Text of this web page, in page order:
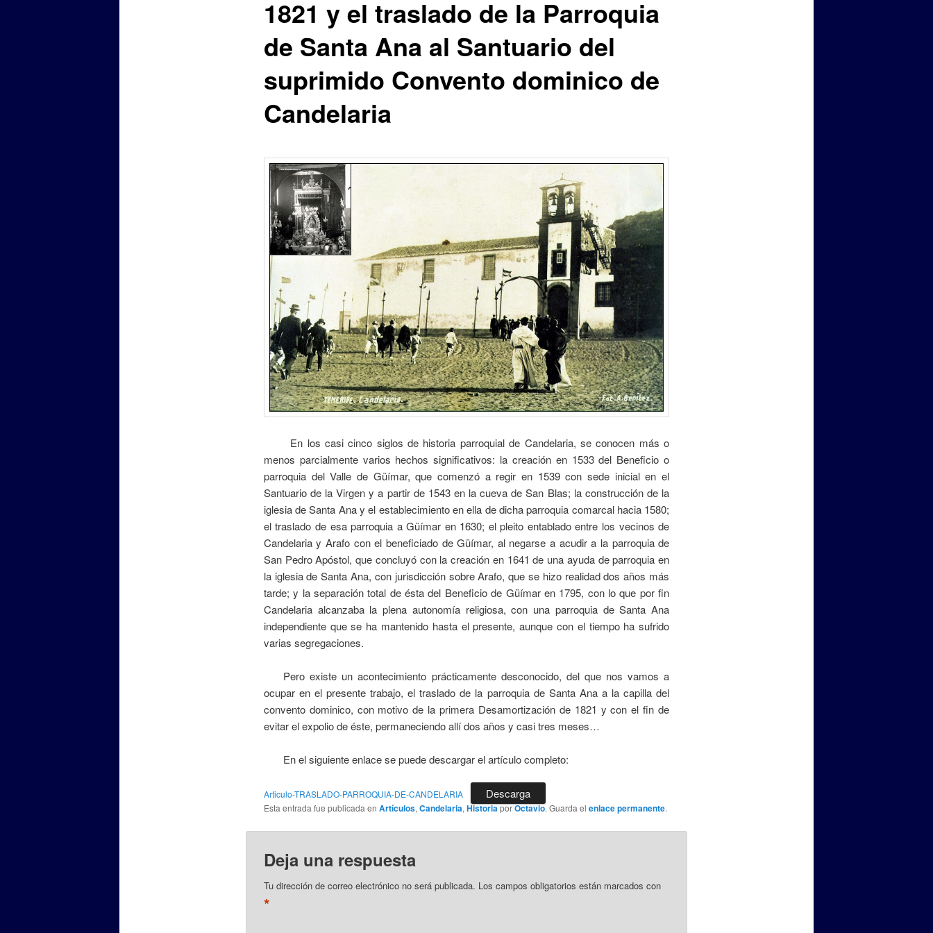
1821 y el traslado de la Parroquia
de Santa Ana al Santuario del
suprimido Convento dominico de
Candelaria
En los casi cinco siglos de historia parroquial de Candelaria, se conocen más o
menos parcialmente varios hechos significativos: la creación en 1533 del Beneficio o
parroquia del Valle de Güímar, que comenzó a regir en 1539 con sede inicial en el
Santuario de la Virgen y a partir de 1543 en la cueva de San Blas; la construcción de la
iglesia de Santa Ana y el establecimiento en ella de dicha parroquia comarcal hacia 1580;
el traslado de esa parroquia a Güímar en 1630; el pleito entablado entre los vecinos de
Candelaria y Arafo con el beneficiado de Güímar, al negarse a acudir a la parroquia de
San Pedro Apóstol, que concluyó con la creación en 1641 de una ayuda de parroquia en
la iglesia de Santa Ana, con jurisdicción sobre Arafo, que se hizo realidad dos años más
tarde; y la separación total de ésta del Beneficio de Güímar en 1795, con lo que por fin
Candelaria alcanzaba la plena autonomía religiosa, con una parroquia de Santa Ana
independiente que se ha mantenido hasta el presente, aunque con el tiempo ha sufrido
varias segregaciones.
Pero existe un acontecimiento prácticamente desconocido, del que nos vamos a
ocupar en el presente trabajo, el traslado de la parroquia de Santa Ana a la capilla del
convento dominico, con motivo de la primera Desamortización de 1821 y con el fin de
evitar el expolio de éste, permaneciendo allí dos años y casi tres meses…
En el siguiente enlace se puede descargar el artículo completo:
Articulo-TRASLADO-PARROQUIA-DE-CANDELARIA Descarga
Esta entrada fue publicada en Artículos, Candelaria, HistoriaporOctavio. Guarda el enlace permanente.
Deja una respuesta
Tu dirección de correo electrónico no será publicada. Los campos obligatorios están marcados con
*